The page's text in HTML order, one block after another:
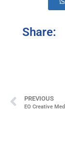
Share:
PREVIOUS